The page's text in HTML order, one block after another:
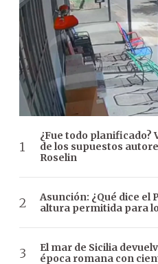
¿Fue todo planificado?
de los supuestos
Roselin
Asunción: ¿Qué dice el
altura permitida para
El mar de Sicilia
época romana con